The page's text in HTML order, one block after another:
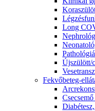
Long
Újszülött/
Fekvőbeteg-